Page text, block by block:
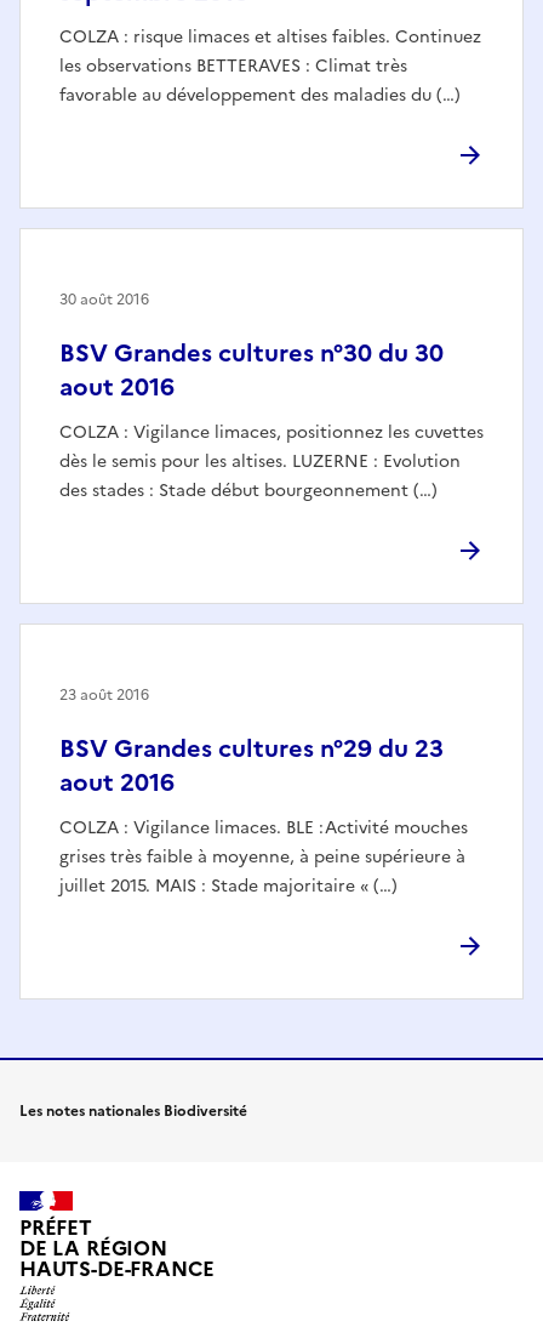
COLZA : risque limaces et altises faibles. Continuez
les observations BETTERAVES : Climat très
favorable au développement des maladies du (…)
BSV Grandes cultures n°30 du 30
aout 2016
COLZA : Vigilance limaces, positionnez les cuvettes
dès le semis pour les altises. LUZERNE : Evolution
des stades : Stade début bourgeonnement (…)
30 août 2016
BSV Grandes cultures n°29 du 23
aout 2016
COLZA : Vigilance limaces. BLE :Activité mouches
grises très faible à moyenne, à peine supérieure à
juillet 2015. MAIS : Stade majoritaire « (…)
23 août 2016
Les notes nationales Biodiversité
PRÉFET
DE LA RÉGION
HAUTS-DE-FRANCE